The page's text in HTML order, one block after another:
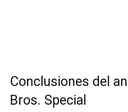
Conclusiones del
Bros. Special